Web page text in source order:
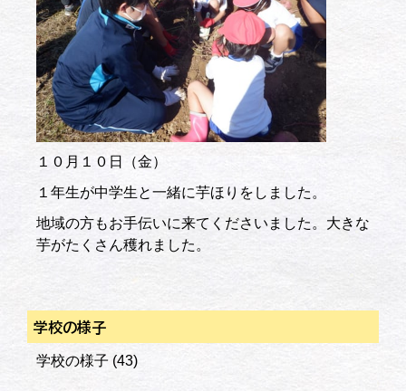
１０月１０日（金）
１年生が中学生と一緒に芋ほりをしました。
地域の方もお手伝いに来てくださいました。大きな
芋がたくさん穫れました。
学校の様子
学校の様子 (43)